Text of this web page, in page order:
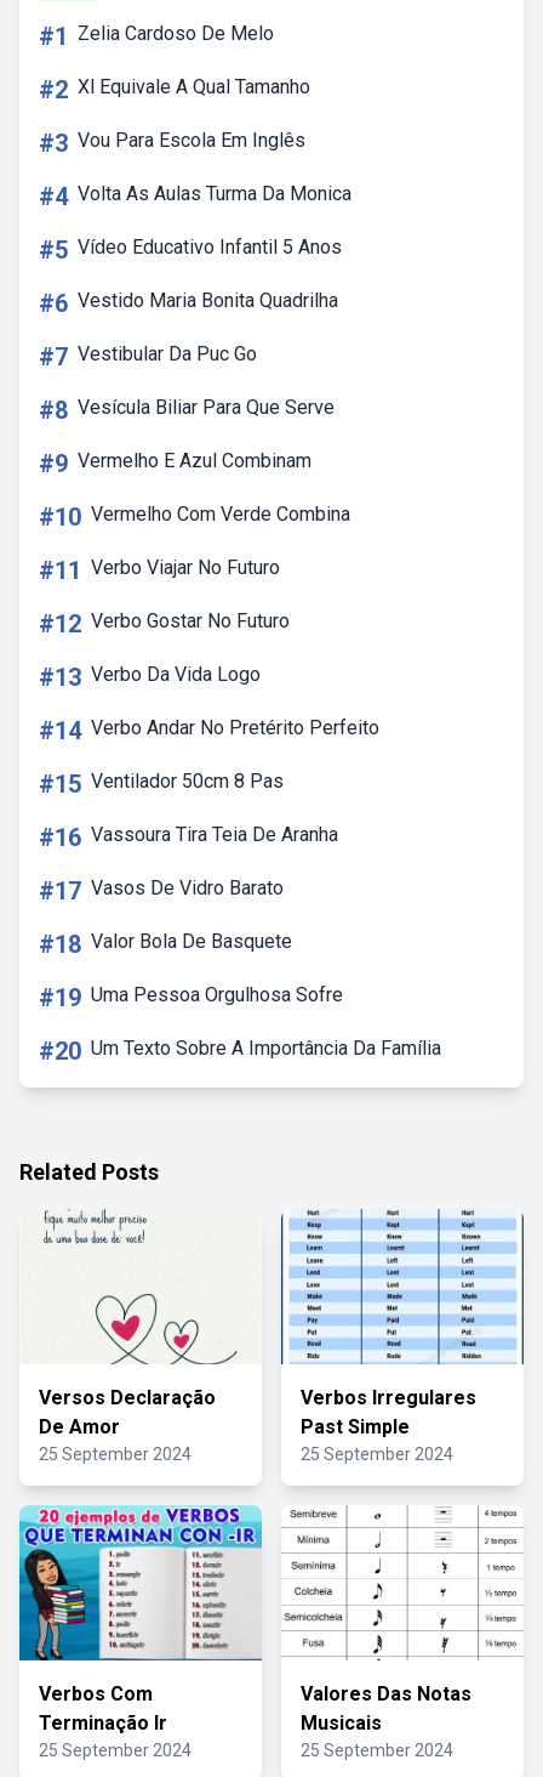
#1 Zelia Cardoso De Melo
#2 Xl Equivale A Qual Tamanho
#3 Vou Para Escola Em Inglês
#4 Volta As Aulas Turma Da Monica
#5 Vídeo Educativo Infantil 5 Anos
#6 Vestido Maria Bonita Quadrilha
#7 Vestibular Da Puc Go
#8 Vesícula Biliar Para Que Serve
#9 Vermelho E Azul Combinam
#10 Vermelho Com Verde Combina
#11 Verbo Viajar No Futuro
#12 Verbo Gostar No Futuro
#13 Verbo Da Vida Logo
#14 Verbo Andar No Pretérito Perfeito
#15 Ventilador 50cm 8 Pas
#16 Vassoura Tira Teia De Aranha
#17 Vasos De Vidro Barato
#18 Valor Bola De Basquete
#19 Uma Pessoa Orgulhosa Sofre
#20 Um Texto Sobre A Importância Da Família
Related Posts
Versos Declaração
De Amor
25 September 2024
Verbos Irregulares
Past Simple
25 September 2024
Verbos Com
Terminação Ir
25 September 2024
Valores Das Notas
Musicais
25 September 2024